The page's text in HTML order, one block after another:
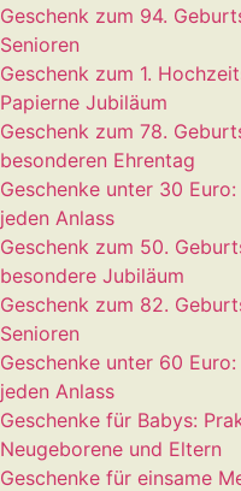
Geschenk zum 94.
Senioren
Geschenk zum 1.
Papierne Jubiläum
Geschenk zum 78.
besonderen Ehrentag
Geschenke unter 30
jeden Anlass
Geschenk zum 50.
besondere Jubiläum
Geschenk zum 82.
Senioren
Geschenke unter 60
jeden Anlass
Geschenke für Babys:
Neugeborene und Eltern
Geschenke für einsame